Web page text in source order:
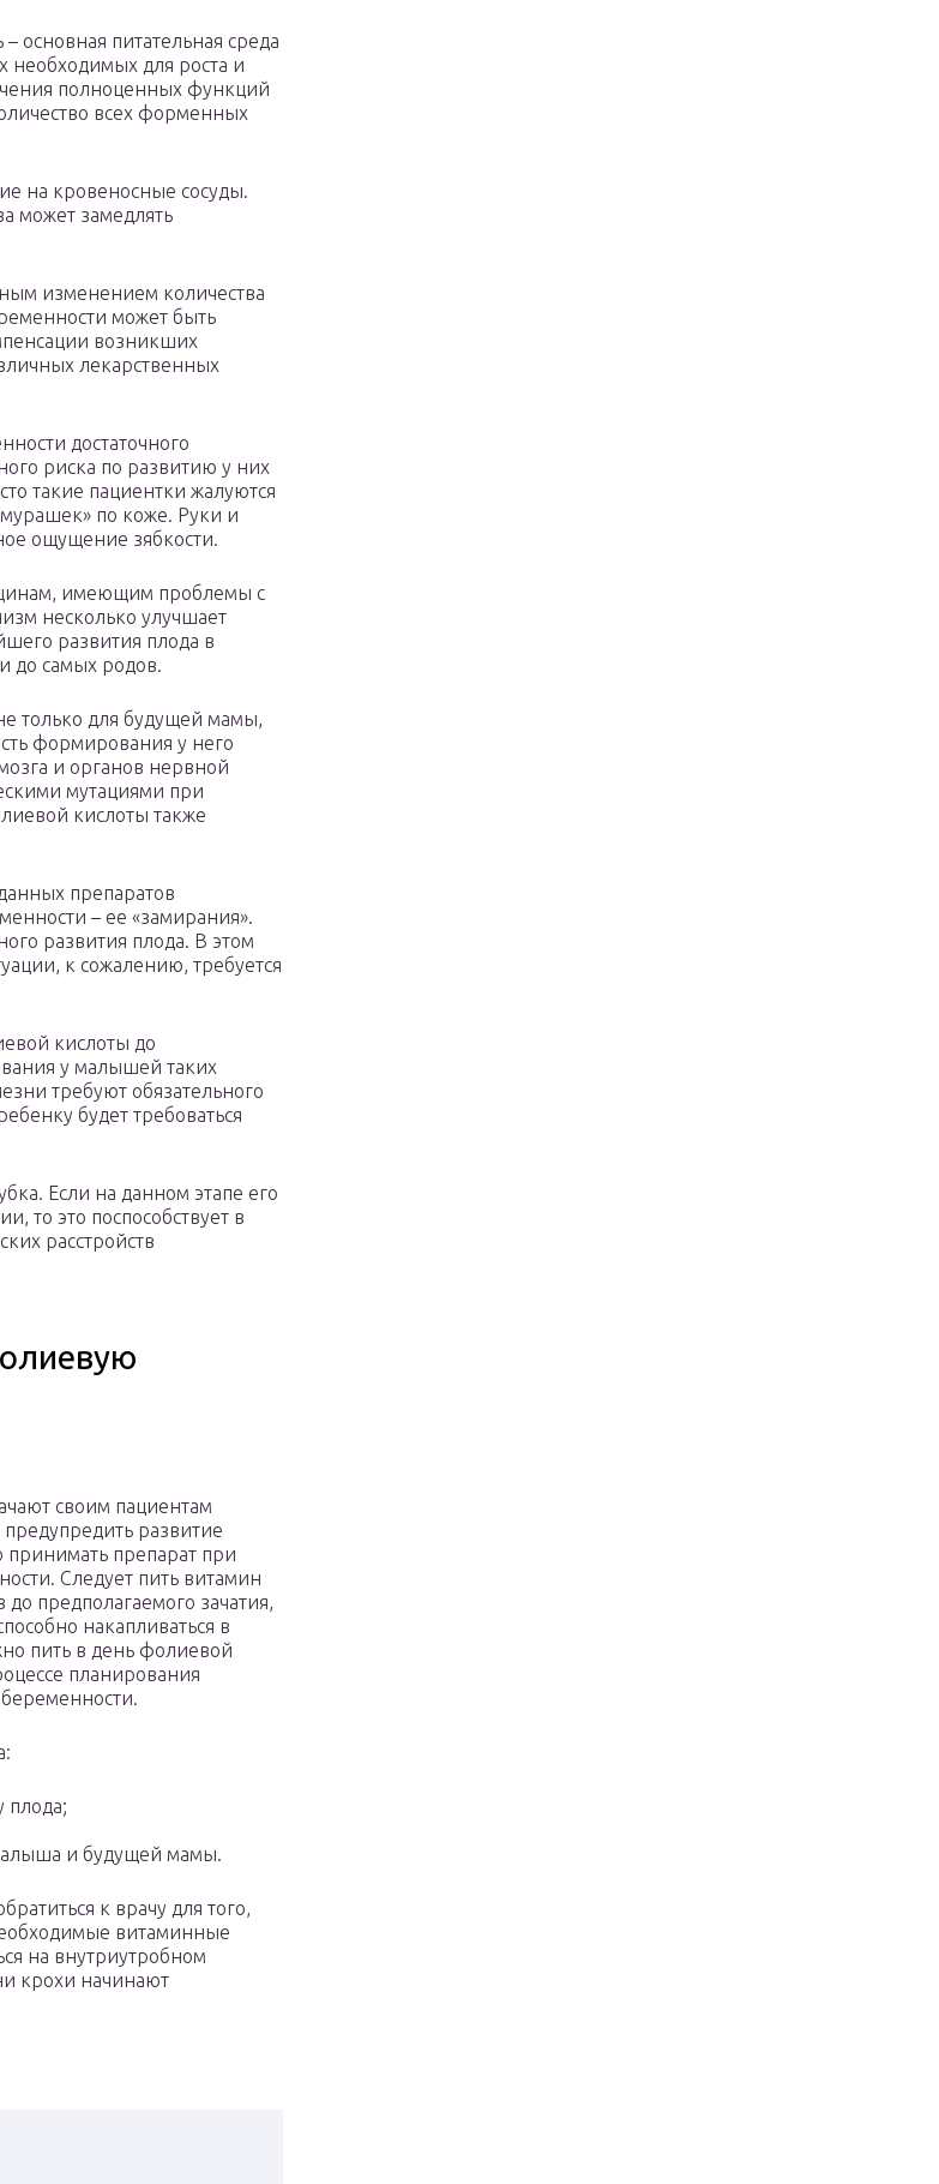
основная питательная среда
необходимых для роста и
полноценных функций
всех форменных
на кровеносные сосуды.
может замедлять
изменением количества
может быть
возникших
лекарственных
достаточного
риска по развитию у них
такие пациентки жалуются
по коже. Руки и
ощущение зябкости.
имеющим проблемы с
несколько улучшает
развития плода в
до самых родов.
только для будущей мамы,
формирования у него
и органов нервной
мутациями при
кислоты также
препаратов
– ее «замирания».
развития плода. В этом
к сожалению, требуется
кислоты до
у малышей таких
требуют обязательного
будет требоваться
Если на данном этапе его
то это поспособствует в
расстройств
своим пациентам
развитие
препарат при
Следует пить витамин
до предполагаемого зачатия,
накапливаться в
пить в день фолиевой
планирования
плода;
и будущей мамы.
к врачу для того,
витаминные
на внутриутробном
крохи начинают